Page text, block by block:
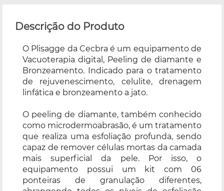
Descrição do Produto
O Plisagge da Cecbra é um equipamento de
Vacuoterapia digital, Peeling de diamante e
Bronzeamento. Indicado para o tratamento
de rejuvenescimento, celulite, drenagem
linfática e bronzeamento a jato.
O peeling de diamante, também conhecido
como microdermoabrasão, é um tratamento
que realiza uma esfoliação profunda, sendo
capaz de remover células mortas da camada
mais superficial da pele. Por isso, o
equipamento possui um kit com 06
ponteiras de granulação diferentes,